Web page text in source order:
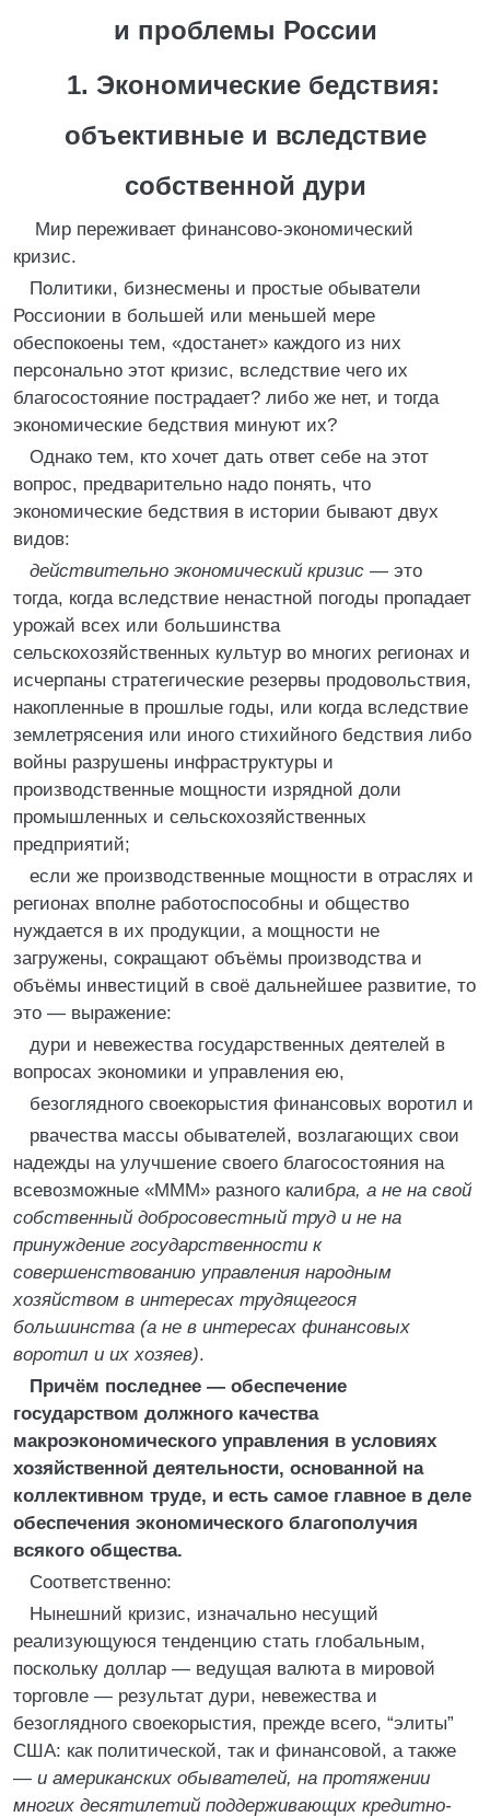
и проблемы России
1. Экономические бедствия:
объективные и вследствие
собственной дури
Мир переживает финансово-экономический
кризис.
Политики, бизнесмены и простые обыватели
Россионии в большей или меньшей мере
обеспокоены тем, «достанет» каждого из них
персонально этот кризис, вследствие чего их
благосостояние пострадает? либо же нет, и тогда
экономические бедствия минуют их?
Однако тем, кто хочет дать ответ себе на этот
вопрос, предварительно надо понять, что
экономические бедствия в истории бывают двух
видов:
действительно экономический кризис — это
тогда, когда вследствие ненастной погоды пропадает
урожай всех или большинства
сельскохозяйственных культур во многих регионах и
исчерпаны стратегические резервы продовольствия,
накопленные в прошлые годы, или когда вследствие
землетрясения или иного стихийного бедствия либо
войны разрушены инфраструктуры и
производственные мощности изрядной доли
промышленных и сельскохозяйственных
предприятий;
если же производственные мощности в отраслях и
регионах вполне работоспособны и общество
нуждается в их продукции, а мощности не
загружены, сокращают объёмы производства и
объёмы инвестиций в своё дальнейшее развитие, то
это — выражение:
дури и невежества государственных деятелей в
вопросах экономики и управления ею,
безоглядного своекорыстия финансовых воротил и
рвачества массы обывателей, возлагающих свои
надежды на улучшение своего благосостояния на
всевозможные «МММ» разного калибра, а не на свой
собственный добросовестный труд и не на
принуждение государственности к
совершенствованию управления народным
хозяйством в интересах трудящегося
большинства (а не в интересах финансовых
воротил и их хозяев).
Причём последнее — обеспечение
государством должного качества
макроэкономического управления в условиях
хозяйственной деятельности, основанной на
коллективном труде, и есть самое главное в деле
обеспечения экономического благополучия
всякого общества.
Соответственно:
Нынешний кризис, изначально несущий
реализующуюся тенденцию стать глобальным,
поскольку доллар — ведущая валюта в мировой
торговле — результат дури, невежества и
безоглядного своекорыстия, прежде всего, “элиты”
США: как политической, так и финансовой, а также
— и американских обывателей, на протяжении
многих десятилетий поддерживающих кредитно-